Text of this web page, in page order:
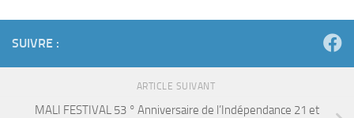
SUIVRE :
ARTICLE SUIVANT
MALI FESTIVAL 53 ° Anniversaire de l’Indépendance 21 et